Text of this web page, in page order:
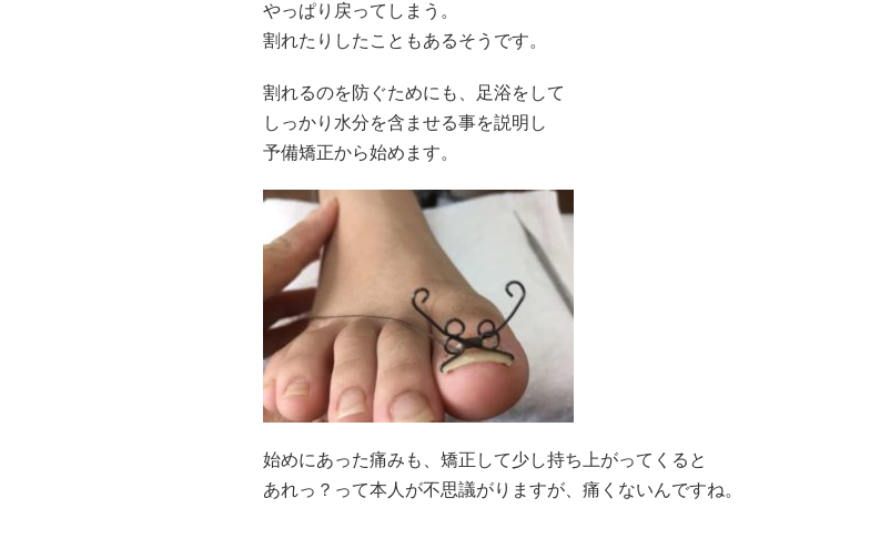
やっぱり戻ってしまう。
割れたりしたこともあるそうです。
割れるのを防ぐためにも、足浴をして
しっかり水分を含ませる事を説明し
予備矯正から始めます。
始めにあった痛みも、矯正して少し持ち上がってくると
あれっ？って本人が不思議がりますが、痛くないんですね。